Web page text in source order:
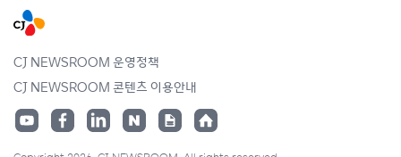
CJ NEWSROOM 운영정책
CJ NEWSROOM 콘텐츠 이용안내